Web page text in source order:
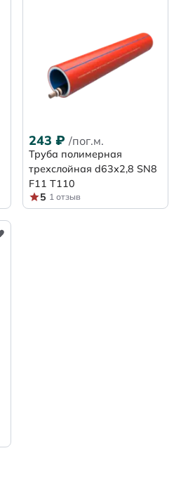
243 ₽ /пог.м.
Труба полимерная
трехслойная d63х2,8 SN8
F11 Т110
5 1 отзыв